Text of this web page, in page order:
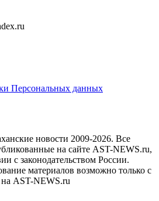
Персональных данных
новости 2009-2026. Все
на сайте AST-NEWS.ru,
с законодательством России.
материалов возможно только с
AST-NEWS.ru